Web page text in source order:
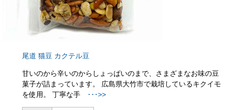
尾道 猫豆 カクテル豆
甘いのから辛いのからしょっぱいのまで、さまざまなお味の豆
菓子が詰まっています。 広島県大竹市で栽培しているキクイモ
を使用。 丁寧な手
･･･>>